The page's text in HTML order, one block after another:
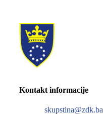
Kontakt informacije
skupstina@zdk.ba